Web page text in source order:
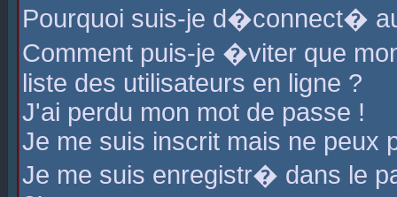
Pourquoi suis-je d�connect�
Comment puis-je �viter que
liste des utilisateurs en ligne ?
J'ai perdu mon mot de passe !
Je me suis inscrit mais ne peux
Je me suis enregistr� dans le